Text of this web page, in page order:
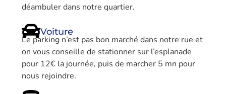
déambuler dans notre quartier.
Voiture
Le parking n’est pas bon marché dans notre rue et
on vous conseille de stationner sur l’esplanade
pour 12€ la journée, puis de marcher 5 mn pour
nous rejoindre.